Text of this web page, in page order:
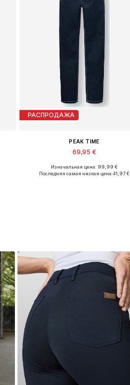
РАСПРОДАЖА
PEAK TIME
69,95 €
Доступно множество размеров
Изначальная цена: 99,99 €
Последняя самая низкая цена:41,97 €